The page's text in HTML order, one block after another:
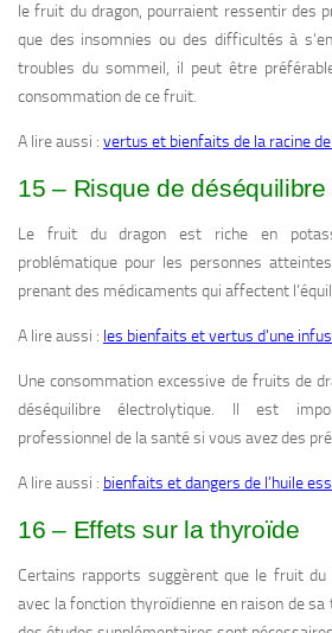
le fruit du dragon, pourraient ressentir des
que des insomnies ou des difficultés à
troubles du sommeil, il peut être
consommation de ce fruit.
A lire aussi : vertus et bienfaits de la racine
15 – Risque de
Le fruit du dragon est riche en
problématique pour les personnes
prenant des médicaments qui affectent
A lire aussi : les bienfaits et vertus d’une
Une consommation excessive de fruits de
déséquilibre électrolytique. Il est
professionnel de la santé si vous avez des
A lire aussi : bienfaits et dangers de l’huile
16 – Effets sur la thyroïde
Certains rapports suggèrent que le fruit
avec la fonction thyroïdienne en raison de sa